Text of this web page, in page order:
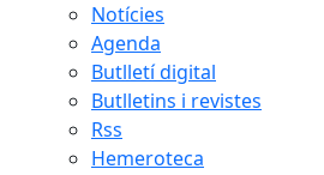
Notícies
Agenda
Butlletí digital
Butlletins i revistes
Rss
Hemeroteca